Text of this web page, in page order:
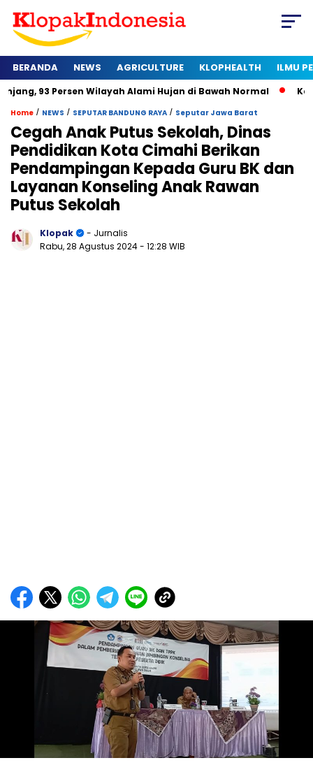
BERANDA NEWS AGRICULTURE KLOPHEALTH ILMU
Wilayah Alami Hujan di Bawah Normal Kapan
Home / NEWS / SEPUTAR BANDUNG RAYA / Seputar Jawa Barat
Cegah Anak Putus Sekolah, Dinas
Pendidikan Kota Cimahi Berikan
Pendampingan Kepada Guru BK dan
Layanan Konseling Anak Rawan
Putus Sekolah
Klopak
- Jurnalis
Rabu, 28 Agustus 2024- 12:28 WIB